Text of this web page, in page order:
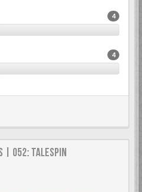
4
4
| 052: TaleSpin